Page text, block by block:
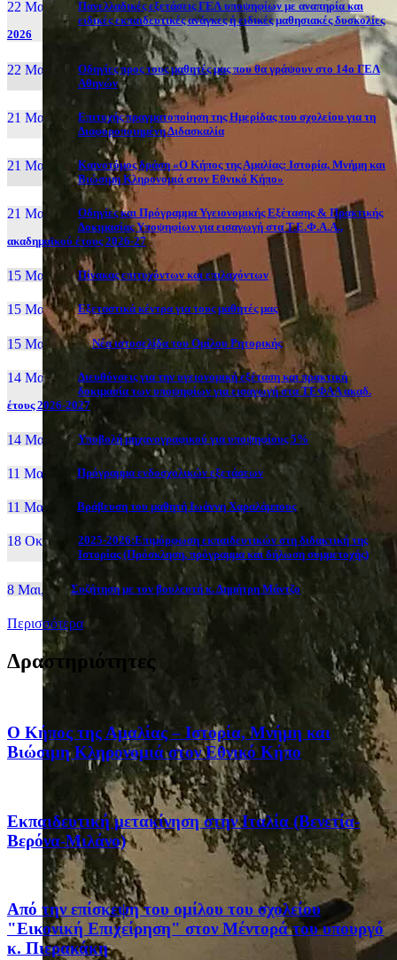
22 Μαι, 26
Πανελλαδικές εξετάσεις ΓΕΛ υποψηφίων με αναπηρία και
ειδικές εκπαιδευτικές ανάγκες ή ειδικές μαθησιακές δυσκολίες
2026
22 Μαι, 26
Οδηγίες προς τους μαθητές μας που θα γράψουν στο 14ο ΓΕΛ
Αθηνών
21 Μαι, 26
Επιτυχής πραγματοποίηση της Ημερίδας του σχολείου για τη
Διαφοροποιημένη Διδασκαλία
21 Μαι, 26
Καινοτόμος δράση «Ο Κήπος της Αμαλίας: Ιστορία, Μνήμη και
Βιώσιμη Κληρονομιά στον Εθνικό Κήπο»
21 Μαι, 26
Οδηγίες και Πρόγραμμα Υγειονομικής Εξέτασης & Πρακτικής
Δοκιμασίας Υποψηφίων για εισαγωγή στα Τ.Ε.Φ.Α.Α.,
ακαδημαϊκού έτους 2026-27
15 Μαι, 26 Πίνακας επιτυχόντων και επιλαχόντων
15 Μαι, 26 Εξεταστικά κέντρα για τους μαθητές μας
15 Μαι, 2026 Νέα ιστοσελίδα του Ομίλου Ρητορικής
14 Μαι, 26
Διευθύνσεις για την υγειονομική εξέταση και πρακτική
δοκιμασία των υποψηφίων για εισαγωγή στα ΤΕΦΑΑ ακαδ.
έτους 2026-2027
14 Μαι, 26 Yποβολή μηχανογραφικού για υποψηφίους 5%
11 Μαι, 26 Πρόγραμμα ενδοσχολικών εξετάσεων
11 Μαι, 26 Βράβευση του μαθητή Ιωάννη Χαραλάμπους
18 Οκτ, 25
2025-2026:Επιμόρφωση εκπαιδευτικών στη διδακτική της
Ιστορίας (Πρόσκληση, πρόγραμμα και δήλωση συμμετοχής)
8 Μαι, 26 Συζήτηση με τον βουλευτή κ. Δημήτρη Μάντζο
Περισσότερα
Δραστηριότητες
Ο Κήπος της Αμαλίας – Ιστορία, Μνήμη και
Βιώσιμη Κληρονομιά στον Εθνικό Κήπο
Eκπαιδευτική μετακίνηση στην Ιταλία (Βενετία-
Βερόνα-Μιλάνο)
Από την επίσκεψη του ομίλου του σχολείου
"Εικονική Επιχείρηση" στον Μέντορά του υπουργό
κ. Πιερακάκη